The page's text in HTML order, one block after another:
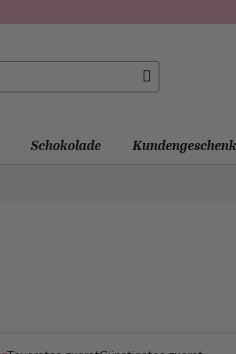
Schokolade